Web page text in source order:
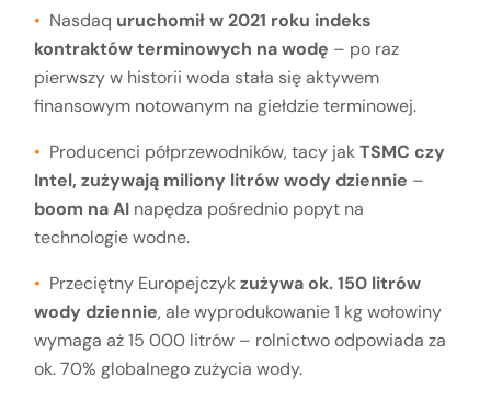
Nasdaq uruchomił w 2021 roku indeks
kontraktów terminowych na wodę – po raz
pierwszy w historii woda stała się aktywem
finansowym notowanym na giełdzie terminowej.
Producenci półprzewodników, tacy jakTSMC czy
Intel, zużywają miliony litrów wody dziennie –
boom na AI napędza pośrednio popyt na
technologie wodne.
Przeciętny Europejczykzużywa ok. 150 litrów
wody dziennie, ale wyprodukowanie 1 kg wołowiny
wymaga aż 15 000 litrów – rolnictwo odpowiada za
ok. 70% globalnego zużycia wody.